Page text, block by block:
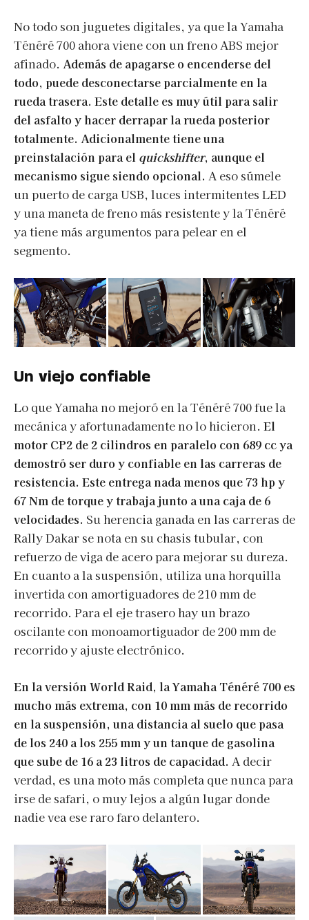
No todo son juguetes digitales, ya que la Yamaha
Ténéré 700 ahora viene con un freno ABS mejor
afinado. Además de apagarse o encenderse del
todo, puede desconectarse parcialmente en la
rueda trasera. Este detalle es muy útil para salir
del asfalto y hacer derrapar la rueda posterior
totalmente. Adicionalmente tiene una
preinstalación para el quickshifter, aunque el
mecanismo sigue siendo opcional. A eso súmele
un puerto de carga USB, luces intermitentes LED
y una maneta de freno más resistente y la Ténéré
ya tiene más argumentos para pelear en el
segmento.
Un viejo confiable
Lo que Yamaha no mejoró en la Ténéré 700 fue la
mecánica y afortunadamente no lo hicieron. El
motor CP2 de 2 cilindros en paralelo con 689 cc ya
demostró ser duro y confiable en las carreras de
resistencia. Este entrega nada menos que 73 hp y
67 Nm de torque y trabaja junto a una caja de 6
velocidades. Su herencia ganada en las carreras de
Rally Dakar se nota en su chasis tubular, con
refuerzo de viga de acero para mejorar su dureza.
En cuanto a la suspensión, utiliza una horquilla
invertida con amortiguadores de 210 mm de
recorrido. Para el eje trasero hay un brazo
oscilante con monoamortiguador de 200 mm de
recorrido y ajuste electrónico.
En la versión World Raid, la Yamaha Ténéré 700 es
mucho más extrema, con 10 mm más de recorrido
en la suspensión, una distancia al suelo que pasa
de los 240 a los 255 mm y un tanque de gasolina
que sube de 16 a 23 litros de capacidad. A decir
verdad, es una moto más completa que nunca para
irse de safari, o muy lejos a algún lugar donde
nadie vea ese raro faro delantero.